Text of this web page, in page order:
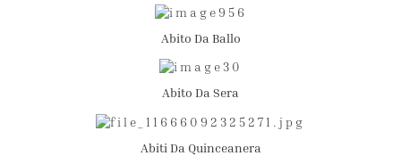
Abito Da Ballo
Abito Da Sera
Abiti Da Quinceanera